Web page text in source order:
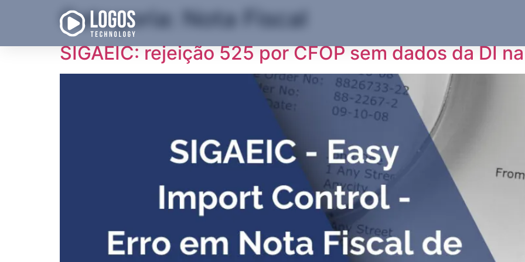
Categoria: Nota Fiscal
SIGAEIC: rejeição 525 por CFOP sem dados da DI